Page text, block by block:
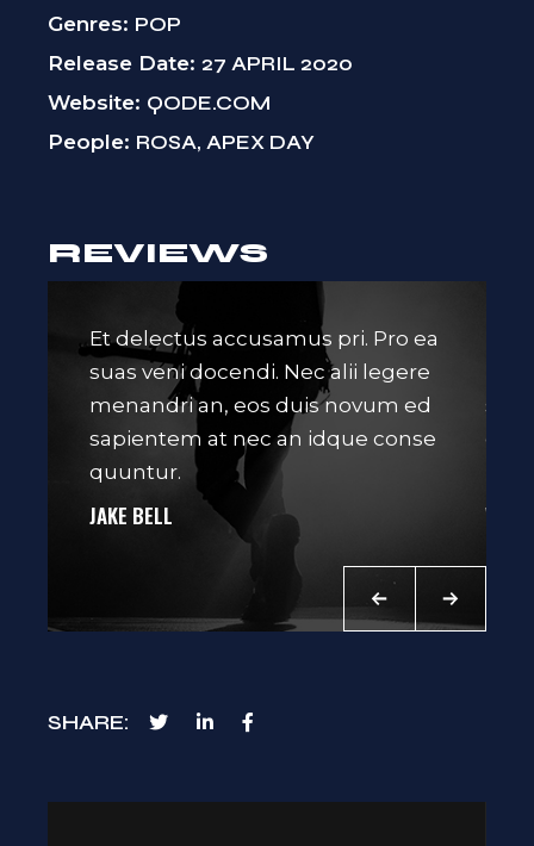
Genres POP
Release Date 27 APRIL 2020
Website QODE.COM
People ROSA, APEX DAY
REVIEWS
Et delectus accusamus pri. Pro ea
suas veni docendi. Nec alii legere
menandri an, eos duis novum ed
sapientem at nec an idque conse
quuntur.
JAKE BELL
SHARE